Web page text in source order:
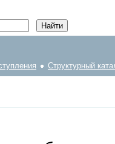
Структурный